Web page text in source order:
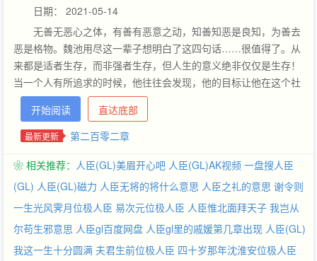
日期： 2021-05-14
无善无恶心之体，有善有恶意之动，知善知恶是良知，为善去
恶是格物。魏池用尽这一辈子想明白了这四句话……很值得了。从
来都是适者生存，而非强者生存，但人生的意义绝非仅仅是生存！
当一个人有所追求的时候，他往往会发现，他的目标让他在这个社
会无法生存。可恼的是，要达成这个不俗的目标，生存却是必要前
提，于是千回百转的又绕回了如何做一个‘适者’的问题。魏池想做
的不是强者，而是适者，这是她有别于野心家的地方，也是与你我
=========================================作者的分割
线===================主角确实是乔装，但绝不是性别错乱的
那种，之所以写成这样，是因为想要设定一位能堂堂正正登上政治
身，更不是性别，而是自身的意识。希望女主能披上这个世俗认可
的马甲完成自己的事业理想。非np，走剧情路线，努力追求保质保
开始阅读 直达底部
最新更新 第二百零二章
❀ 相关推荐： 人臣(GL)美眉开心吧 人臣(GL)AK视频 一盘搜人臣
(GL) 人臣(GL)磁力 人臣无将的将什么意思 人臣之礼的意思 谢令则
一生光风霁月位极人臣 易次元位极人臣 人臣惟北面拜天子 我岂从
尔苟生邪意思 人臣gl百度网盘 人臣gl里的戚媛第几章出现 人臣(GL)
我这一生十分圆满 夫君生前位极人臣 四十岁那年沈淮安位极人臣